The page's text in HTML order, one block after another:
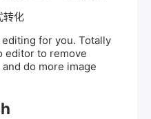
转化
for you. Totally
editor to remove
do more image